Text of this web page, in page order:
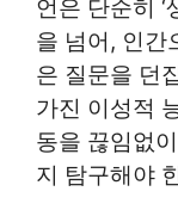
언은 단순히 ‘
을 넘어, 인간
은 질문을 던
가진 이성적
동을 끊임없
지 탐구해야